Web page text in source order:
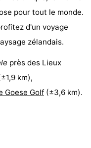
pour tout le monde.
d'un voyage
zélandais.
près des Lieux
km),
Goese Golf (±3,6 km).